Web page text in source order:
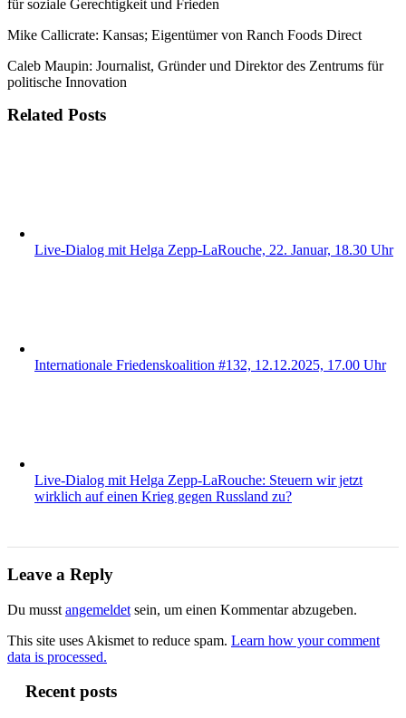
für soziale Gerechtigkeit und Frieden
Mike Callicrate: Kansas; Eigentümer von Ranch Foods Direct
Caleb Maupin: Journalist, Gründer und Direktor des Zentrums für
politische Innovation
Related Posts
Live-Dialog mit Helga Zepp-LaRouche, 22. Januar, 18.30 Uhr
Internationale Friedenskoalition #132, 12.12.2025, 17.00 Uhr
Live-Dialog mit Helga Zepp-LaRouche: Steuern wir jetzt
wirklich auf einen Krieg gegen Russland zu?
Leave a Reply
Du musst angemeldet sein, um einen Kommentar abzugeben.
This site uses Akismet to reduce spam. Learn how your comment
data is processed.
Recent posts